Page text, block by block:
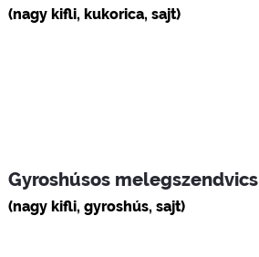
(nagy kifli, kukorica, sajt)
Gyroshúsos melegszendvics
(nagy kifli, gyroshús, sajt)